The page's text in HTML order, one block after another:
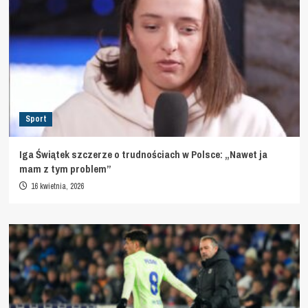
Sport
Iga Świątek szczerze o trudnościach w Polsce: „Nawet ja
mam z tym problem”
16 kwietnia, 2026